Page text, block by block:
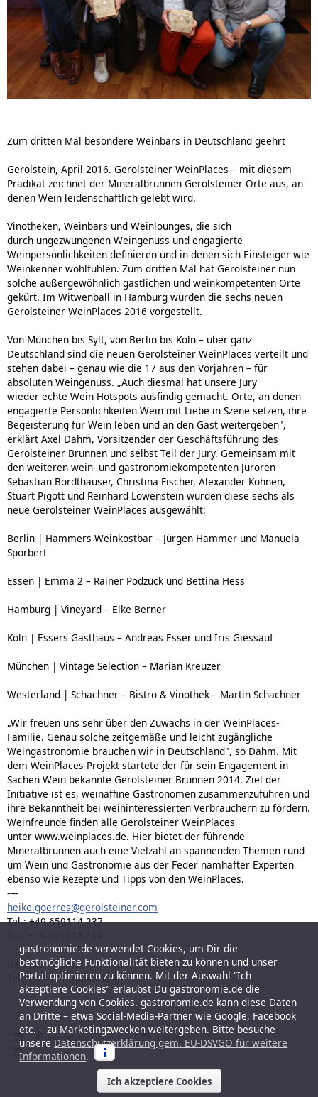
Zum dritten Mal besondere Weinbars in Deutschland geehrt
Gerolstein, April 2016. Gerolsteiner WeinPlaces – mit diesem
Prädikat zeichnet der Mineralbrunnen Gerolsteiner Orte aus, an
denen Wein leidenschaftlich gelebt wird.
Vinotheken, Weinbars und Weinlounges, die sich
durch ungezwungenen Weingenuss und engagierte
Weinpersönlichkeiten definieren und in denen sich Einsteiger wie
Weinkenner wohlfühlen. Zum dritten Mal hat Gerolsteiner nun
solche außergewöhnlich gastlichen und weinkompetenten Orte
gekürt. Im Witwenball in Hamburg wurden die sechs neuen
Gerolsteiner WeinPlaces 2016 vorgestellt.
Von München bis Sylt, von Berlin bis Köln – über ganz
Deutschland sind die neuen Gerolsteiner WeinPlaces verteilt und
stehen dabei – genau wie die 17 aus den Vorjahren – für
absoluten Weingenuss. „Auch diesmal hat unsere Jury
wieder echte Wein-Hotspots ausfindig gemacht. Orte, an denen
engagierte Persönlichkeiten Wein mit Liebe in Szene setzen, ihre
Begeisterung für Wein leben und an den Gast weitergeben",
erklärt Axel Dahm, Vorsitzender der Geschäftsführung des
Gerolsteiner Brunnen und selbst Teil der Jury. Gemeinsam mit
den weiteren wein- und gastronomiekompetenten Juroren
Sebastian Bordthäuser, Christina Fischer, Alexander Kohnen,
Stuart Pigott und Reinhard Löwenstein wurden diese sechs als
neue Gerolsteiner WeinPlaces ausgewählt:
Berlin | Hammers Weinkostbar – Jürgen Hammer und Manuela
Sporbert
Essen | Emma 2 – Rainer Podzuck und Bettina Hess
Hamburg | Vineyard – Elke Berner
Köln | Essers Gasthaus – Andreas Esser und Iris Giessauf
München | Vintage Selection – Marian Kreuzer
Westerland | Schachner – Bistro & Vinothek – Martin Schachner
„Wir freuen uns sehr über den Zuwachs in der WeinPlaces-
Familie. Genau solche zeitgemäße und leicht zugängliche
Weingastronomie brauchen wir in Deutschland", so Dahm. Mit
dem WeinPlaces-Projekt startete der für sein Engagement in
Sachen Wein bekannte Gerolsteiner Brunnen 2014. Ziel der
Initiative ist es, weinaffine Gastronomen zusammenzuführen und
ihre Bekanntheit bei weininteressierten Verbrauchern zu fördern.
Weinfreunde finden alle Gerolsteiner WeinPlaces
unter www.weinplaces.de. Hier bietet der führende
Mineralbrunnen auch eine Vielzahl an spannenden Themen rund
um Wein und Gastronomie aus der Feder namhafter Experten
ebenso wie Rezepte und Tipps von den WeinPlaces.
----
heike.goerres@gerolsteiner.com
Tel.: +49 659114-237
Barbara Wannerb.wanner@organize.de
Tel.: +49 721 91245-124
gastronomie.de verwendet Cookies, um Dir die
bestmögliche Funktionalität bieten zu können und unser
Portal optimieren zu können. Mit der Auswahl “Ich
akzeptiere Cookies” erlaubst Du gastronomie.de die
Verwendung von Cookies. gastronomie.de kann diese Daten
an Dritte – etwa Social-Media-Partner wie Google, Facebook
etc. – zu Marketingzwecken weitergeben. Bitte besuche
unsere Datenschutzerklärung gem. EU-DSVGO für weitere
Informationen.
Ich akzeptiere Cookies